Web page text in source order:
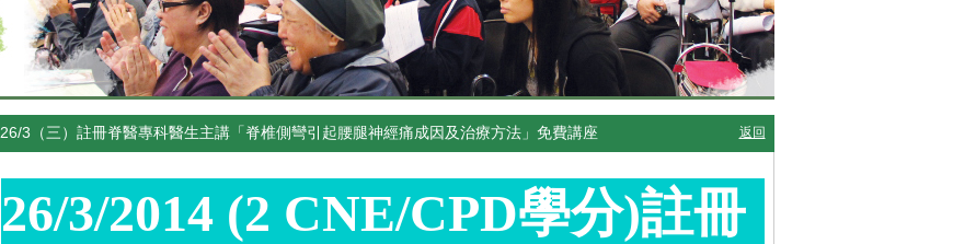
26/3（三）註冊脊醫專科醫生主講「脊椎側彎引起腰腿神經痛成因及治療方法」免費講座 返回
26/3/2014 (2 CNE/CPD學分)註冊